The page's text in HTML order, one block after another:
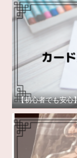
【初心者でも安心